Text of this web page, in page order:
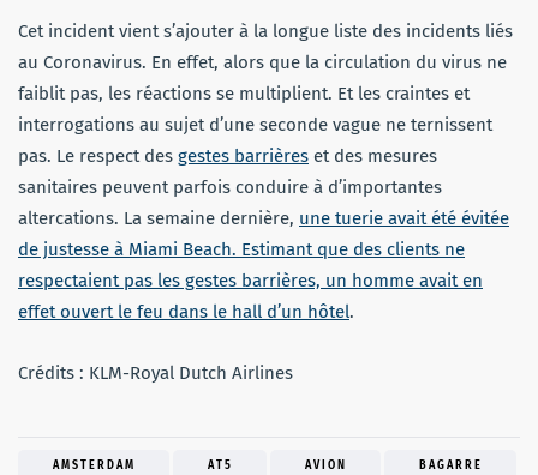
Cet incident vient s’ajouter à la longue liste des incidents liés
au Coronavirus. En effet, alors que la circulation du virus ne
faiblit pas, les réactions se multiplient. Et les craintes et
interrogations au sujet d’une seconde vague ne ternissent
pas. Le respect des gestes barrières et des mesures
sanitaires peuvent parfois conduire à d’importantes
altercations. La semaine dernière, une tuerie avait été évitée
de justesse à Miami Beach. Estimant que des clients ne
respectaient pas les gestes barrières, un homme avait en
effet ouvert le feu dans le hall d’un hôtel.
Crédits : KLM-Royal Dutch Airlines
AMSTERDAM AT5 AVION BAGARRE